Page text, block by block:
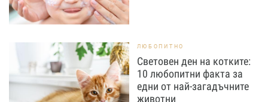
ЛЮБОПИТНО
Световен ден на котките:
10 любопитни факта за
едни от най-загадъчните
животни